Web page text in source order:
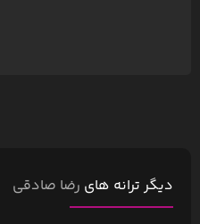
دیگر ترانه های رضا صادقی